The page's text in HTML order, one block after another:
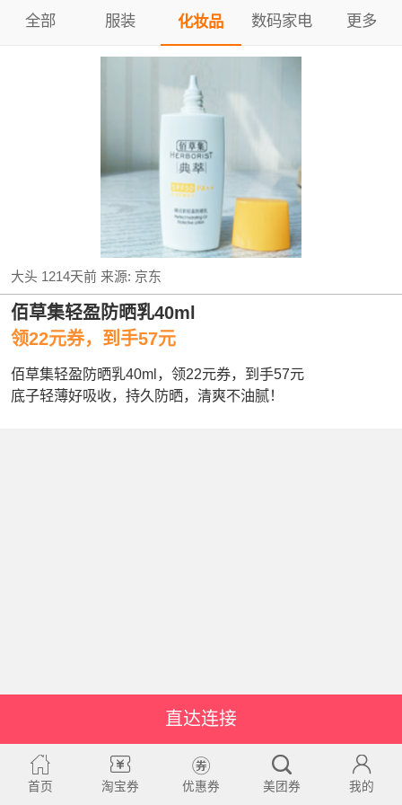
全部 服装 化妆品 数码家电 更多
大头 1214天前来源: 京东
佰草集轻盈防晒乳40ml
领22元券，到手57元
佰草集轻盈防晒乳40ml，领22元券，到手57元
底子轻薄好吸收，持久防晒，清爽不油腻！
直达连接
首页 淘宝券 优惠券 美团券 我的